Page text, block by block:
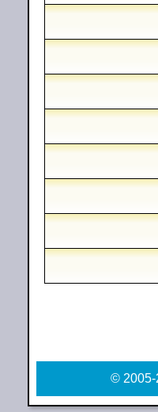
© 2005-